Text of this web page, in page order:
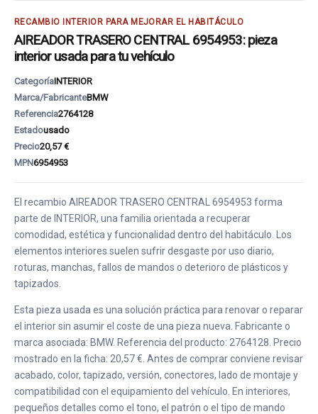
RECAMBIO INTERIOR PARA MEJORAR EL HABITÁCULO
AIREADOR TRASERO CENTRAL 6954953: pieza
interior usada para tu vehículo
CategoríaINTERIOR
Marca/FabricanteBMW
Referencia2764128
Estadousado
Precio20,57 €
MPN6954953
El recambio AIREADOR TRASERO CENTRAL 6954953 forma
parte de INTERIOR, una familia orientada a recuperar
comodidad, estética y funcionalidad dentro del habitáculo. Los
elementos interiores suelen sufrir desgaste por uso diario,
roturas, manchas, fallos de mandos o deterioro de plásticos y
tapizados.
Esta pieza usada es una solución práctica para renovar o reparar
el interior sin asumir el coste de una pieza nueva. Fabricante o
marca asociada: BMW. Referencia del producto: 2764128. Precio
mostrado en la ficha: 20,57 €. Antes de comprar conviene revisar
acabado, color, tapizado, versión, conectores, lado de montaje y
compatibilidad con el equipamiento del vehículo. En interiores,
pequeños detalles como el tono, el patrón o el tipo de mando